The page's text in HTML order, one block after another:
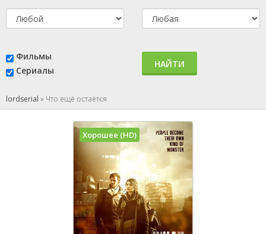
Фильмы
Сериалы
НАЙТИ
lordserial » Что ещё остаётся
Хорошее (HD)